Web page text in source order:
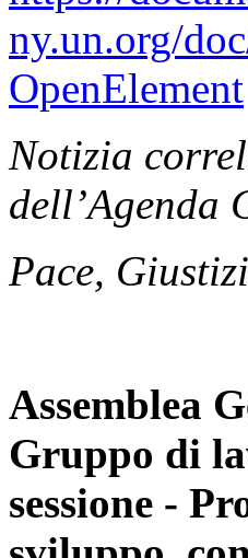
ny.un.org/
OpenElement
Notizia
dell’Agenda
Pace,
Assemblea
Gruppo di
sessione -